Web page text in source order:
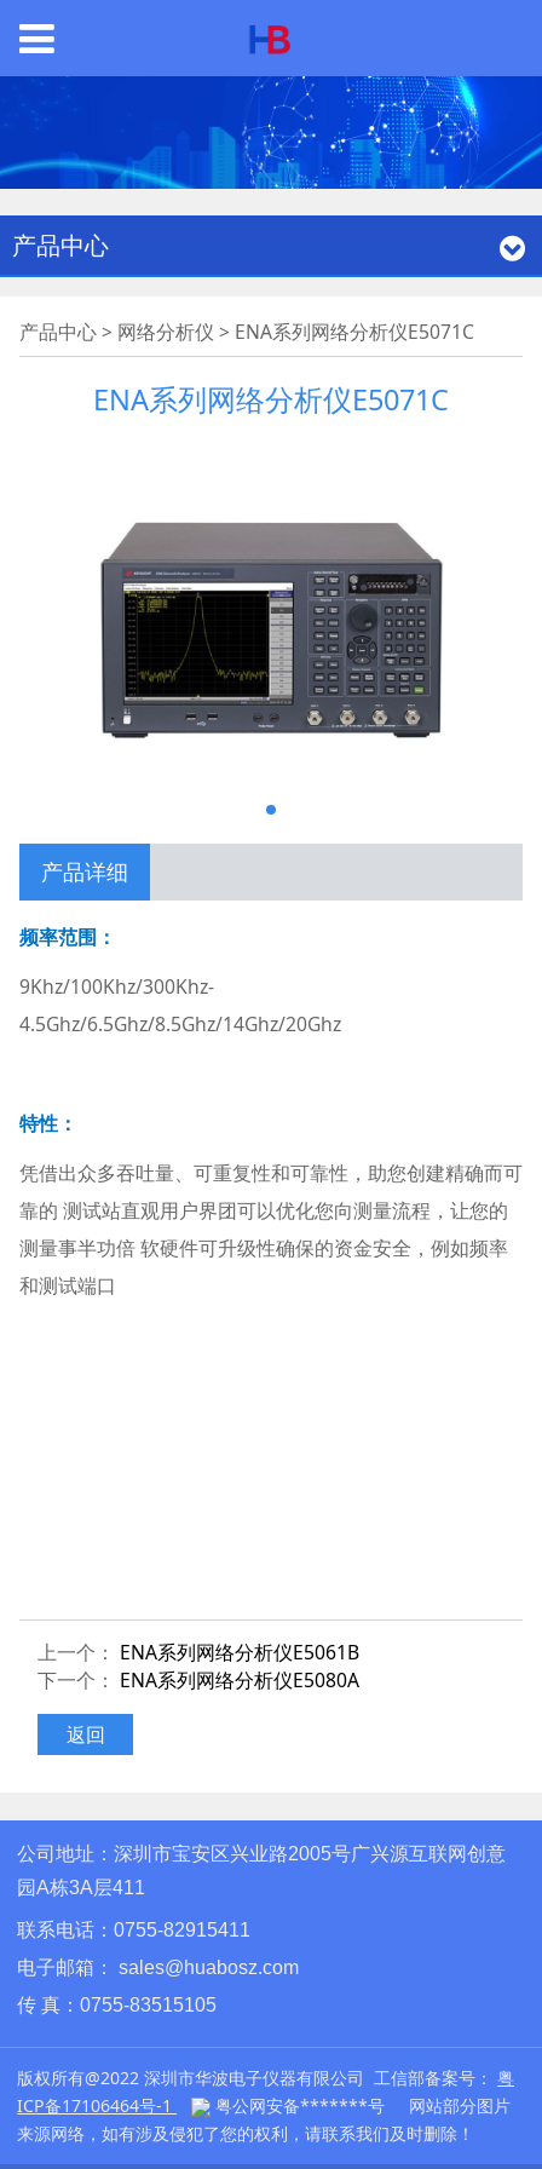
产品中心
ENA系列网络分析仪
E5071C
产品中心> 网络分析仪 > ENA系列网络分析仪E5071C
ENA系列网络分析仪E5071C
产品详细
频率范围：
9Khz/100Khz/300Khz-
4.5Ghz/6.5Ghz/8.5Ghz/14Ghz/20Ghz
特性：
凭借出众多吞吐量、可重复性和可靠性，助您创建精确而可
靠的 测试站直观用户界团可以优化您向测量流程，让您的
测量事半功倍 软硬件可升级性确保的资金安全，例如频率
和测试端口
上一个： ENA系列网络分析仪E5061B
下一个： ENA系列网络分析仪E5080A
返回
公司地址：深圳市宝安区兴业路2005号广兴源互联网创意
园A栋3A层411
联系电话：0755-82915411
电子邮箱： sales@huabosz.com
传 真：0755-83515105
版权所有@2022 深圳市华波电子仪器有限公司 工信部备案号：粤
ICP备17106464号-1
粤公网安备*******号 网站部分图片
来源网络，如有涉及侵犯了您的权利，请联系我们及时删除！